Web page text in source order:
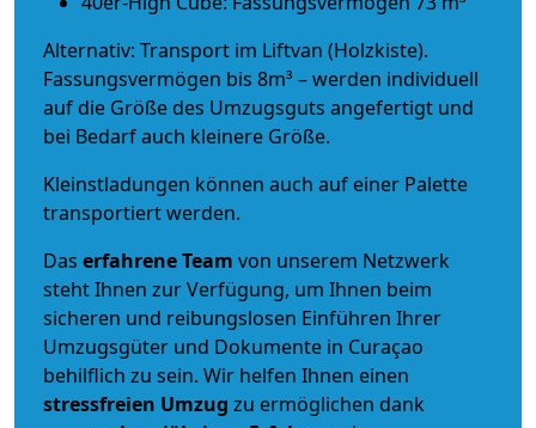
Alternativ: Transport im Liftvan (Holzkiste).
Fassungsvermögen bis 8m³ – werden individuell
auf die Größe des Umzugsguts angefertigt und
bei Bedarf auch kleinere Größe.
Kleinstladungen können auch auf einer Palette
transportiert werden.
Das erfahrene Team von unserem Netzwerk
steht Ihnen zur Verfügung, um Ihnen beim
sicheren und reibungslosen Einführen Ihrer
Umzugsgüter und Dokumente in Curaçao
behilflich zu sein. Wir helfen Ihnen einen
stressfreien Umzug zu ermöglichen dank